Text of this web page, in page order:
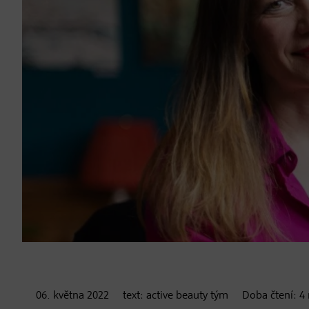
06. května 2022 text: active beauty tým Doba čtení: 4